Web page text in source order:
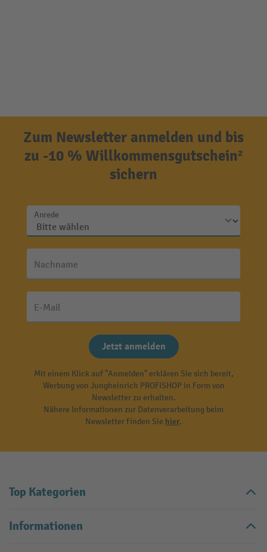
Zum Newsletter anmelden und bis
zu -10 % Willkommensgutschein²
sichern
Anrede
Nachname
E-Mail
Jetzt anmelden
Mit einem Klick auf "Anmelden" erklären Sie sich bereit,
Werbung von Jungheinrich PROFISHOP in Form von
Newsletter zu erhalten.
Nähere Informationen zur Datenverarbeitung beim
Newsletter finden Sie hier.
Top Kategorien
Informationen